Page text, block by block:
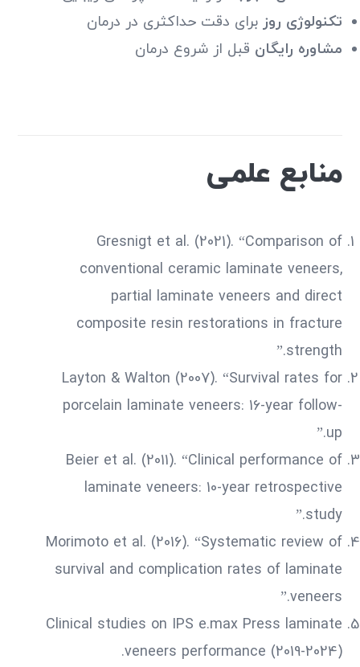
تکنولوژی روز برای دقت حداکثری در درمان
مشاوره رایگان قبل از شروع درمان
منابع علمی
Gresnigt et al. (2021). “Comparison of
conventional ceramic laminate veneers,
partial laminate veneers and direct
composite resin restorations in fracture
strength.”
Layton & Walton (2007). “Survival rates for
porcelain laminate veneers: 16-year follow-
up.”
Beier et al. (2011). “Clinical performance of
laminate veneers: 10-year retrospective
study.”
Morimoto et al. (2016). “Systematic review of
survival and complication rates of laminate
veneers.”
Clinical studies on IPS e.max Press laminate
veneers performance (2019-2024).